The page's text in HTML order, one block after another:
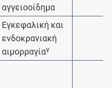
αγγειοοίδημα
Εγκεφαλική και
ενδοκρανιακή
αιμορραγίαγ